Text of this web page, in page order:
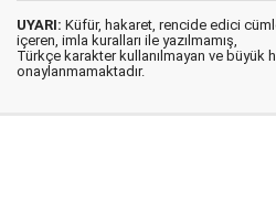
UYARI: Küfür, hakaret, rencide edici
içeren, imla kuralları ile yazılmamış,
Türkçe karakter kullanılmayan ve büyük
onaylanmamaktadır.